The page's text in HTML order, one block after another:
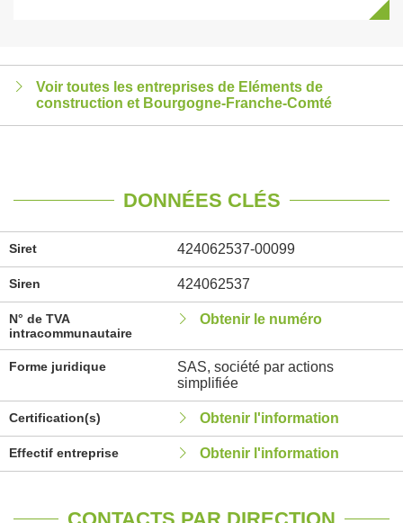
Voir toutes les entreprises de Eléments de
construction et Bourgogne-Franche-Comté
DONNÉES CLÉS
Siret 424062537-00099
Siren 424062537
N° de TVA
intracommunautaire
Obtenir le numéro
Forme juridique
SAS, société par actions
simplifiée
Certification(s) Obtenir l'information
Effectif entreprise Obtenir l'information